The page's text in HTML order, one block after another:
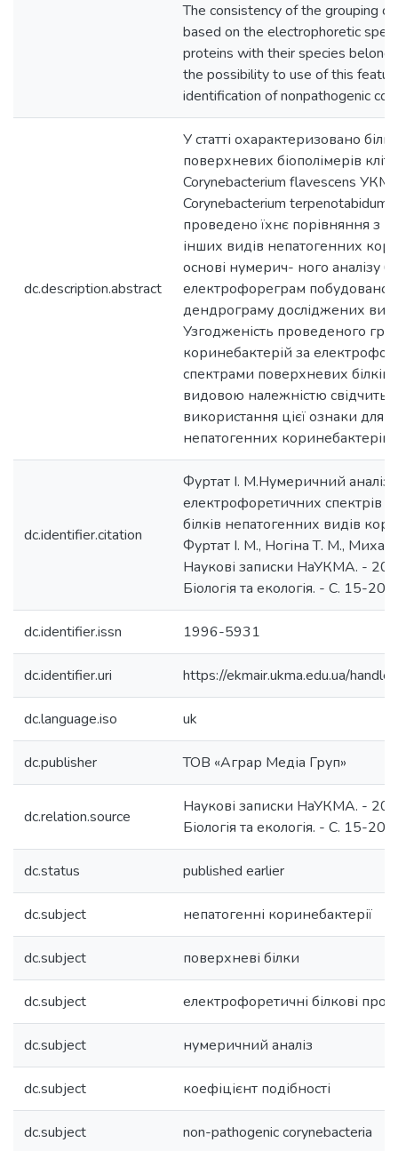
The consistency of the grouping
based on the electrophoretic
proteins with their species
the possibility to use of this
identification of nonpathogenic
dc.description.abstract
У статті охарактеризовано
поверхневих біополімерів
Corynebacterium flavescens УКМ
Corynebacterium
проведено їхнє порівняння з
інших видів непатогенних
основі нумерич- ного аналізу
електрофореграм побудовано
дендрограму досліджених
Узгодженість проведеного
коринебактерій за
спектрами поверхневих білків
видовою належністю свідчить
використання цієї ознаки для
непатогенних коринебактерій.
dc.identifier.citation
Фуртат І. М.Нумеричний аналіз
електрофоретичних спектрів
білків непатогенних видів
Фуртат І. М., Ногіна Т. М.,
Наукові записки НаУКМА. -
Біологія та екологія. - С. 15-20.
dc.identifier.issn 1996-5931
dc.identifier.uri https://ekmair.ukma.edu.ua/
dc.language.iso uk
dc.publisher ТОВ «Аграр Медіа Груп»
dc.relation.source
Наукові записки НаУКМА. -
Біологія та екологія. - С. 15-20.
dc.status published earlier
dc.subject непатогенні коринебактерії
dc.subject поверхневі білки
dc.subject електрофоретичні білкові
dc.subject нумеричний аналіз
dc.subject коефіцієнт подібності
dc.subject non-pathogenic corynebacteria